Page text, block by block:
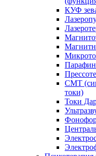
КУФ
СМТ
токи)
Токи